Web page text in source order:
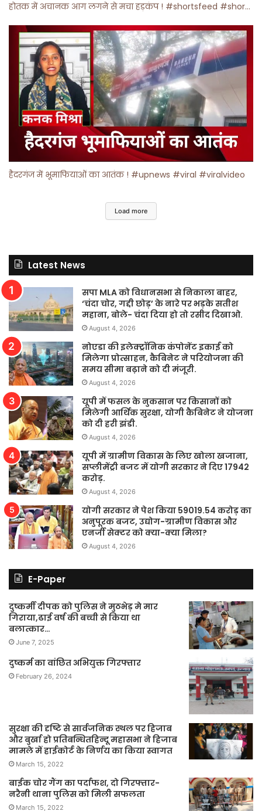
होतक में अचानक आग लगने से मचा हड़कंप ! #shortsfeed #shorts #viralshorts
हैदरगंज में भूमाफियाओं का आतंक ! #upnews #viral #viralvideo
Load more
Latest News
सपा MLA को विधानसभा से निकाला बाहर,
‘चंदा चोर, गद्दी छोड़’ के नारे पर भड़के सतीश
महाना, बोले- चंदा दिया हो तो रसीद दिखाओ.
August 4, 2026
नोएडा की इलेक्ट्रॉनिक कंपोनेंट इकाई को
मिलेगा प्रोत्साहन, कैबिनेट ने परियोजना की
समय सीमा बढ़ाने को दी मंजूरी.
August 4, 2026
यूपी में फसल के नुकसान पर किसानों को
मिलेगी आर्थिक सुरक्षा, योगी कैबिनेट ने योजना
को दी हरी झंडी.
August 4, 2026
यूपी में ग्रामीण विकास के लिए खोला खजाना,
सप्लीमेंट्री बजट में योगी सरकार ने दिए 17942
करोड़.
August 4, 2026
योगी सरकार ने पेश किया 59019.54 करोड़ का
अनुपूरक बजट, उद्योग-ग्रामीण विकास और
एनर्जी सेक्टर को क्या-क्या मिला?
August 4, 2026
E-Paper
दुष्कर्मी दीपक को पुलिस ने मुठभेड़ मे मार
गिराया,ढाई वर्ष की बच्ची से किया था
बलात्कार…
June 7, 2025
दुष्कर्म का वांछित अभियुक्त गिरफ्तार
February 26, 2024
सुरक्षा की दृष्टि से सार्वजनिक स्थल पर हिजाब
और बुर्खा हो प्रतिबन्धितहिन्दू महासभा ने हिजाब
मामले में हाईकोर्ट के निर्णय का किया स्वागत
March 15, 2022
बाईक चोर गैंग का पर्दाफश, दो गिरफ्तार-
नरैनी थाना पुलिस को मिली सफलता
March 15, 2022